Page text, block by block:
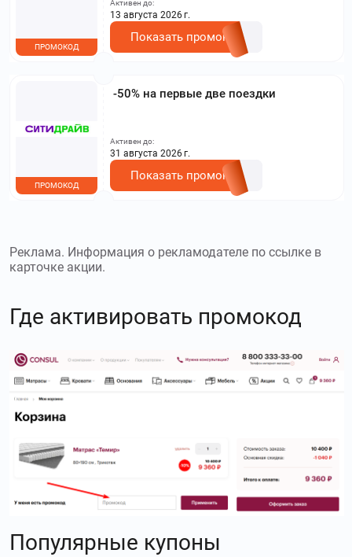
на сайте.
ПРОМОКОД
Активен до:
13 августа 2026 г.
Показать промокод
-50% на первые две поездки
ПРОМОКОД
Активен до:
31 августа 2026 г.
Показать промокод
Реклама. Информация о рекламодателе по ссылке в
карточке акции.
Где активировать промокод
Популярные купоны